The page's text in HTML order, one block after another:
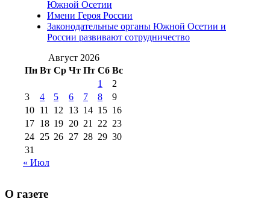
№98 8 августа 2013 г
августа 2012 г(14) №98+99 11 июля
2017 г(9)
№99 4 августа
2016 г(12) №99 8 июля 2014 г
августа 2012 г(11)
августа 2013 г
(12)
Южной Осетии
Имени Героя России
Законодательные органы Южной Осетии и
России развивают сотрудничество
Август 2026
Пн Вт Ср Чт Пт Сб Вс
1
2
3
4 5 6 7 8
9
10 11 12 13 14 15 16
17 18 19 20 21 22 23
24 25 26 27 28 29 30
31
« Июл
О газете